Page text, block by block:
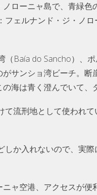
ローニャ島で、青緑
ェルナンド・ジ・ノ
Baía do Sancho）、
サンショ湾ビーチ。
海は青く澄んでいて、
流刑地として使われ
か入れないので、実
ャ空港、アクセスが便